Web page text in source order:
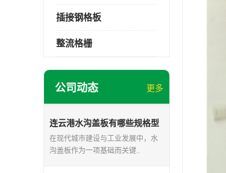
插接钢格板
整流格栅
公司动态 更多
连云港水沟盖板有哪些规格型
号
在现代城市建设与工业发展中，水
沟盖板作为一项基础而关键..